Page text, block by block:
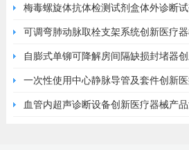
材料库？
梅毒螺旋体抗体检测试剂盒体外诊断
（2026年南京申基版）
可调弯肺动脉取栓支架系统创新医疗
（2026年上海玄宇版）
自膨式单铆可降解房间隔缺损封堵器
审评报告（2026年上海锦葵医疗版）
一次性使用中心静脉导管及套件创新
报告（2026年河南驼人医疗版）
血管内超声诊断设备创新医疗器械产品